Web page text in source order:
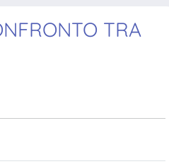
TRA